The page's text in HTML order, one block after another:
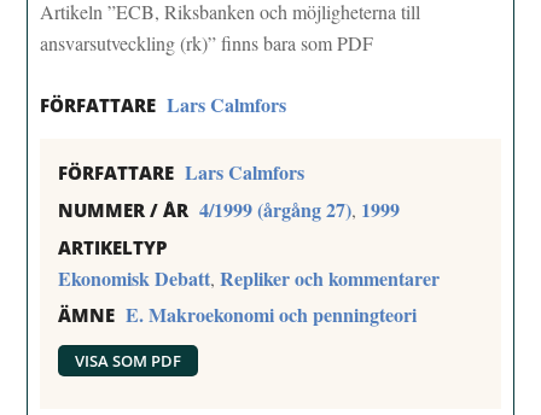
Artikeln ”ECB, Riksbanken och möjligheterna till
ansvarsutveckling (rk)” finns bara som PDF
FÖRFATTARE Lars Calmfors
FÖRFATTARE Lars Calmfors
NUMMER / ÅR 4/1999 (årgång 27), 1999
ARTIKELTYP
Ekonomisk Debatt,Repliker och kommentarer
ÄMNE E. Makroekonomi och penningteori
VISA SOM PDF